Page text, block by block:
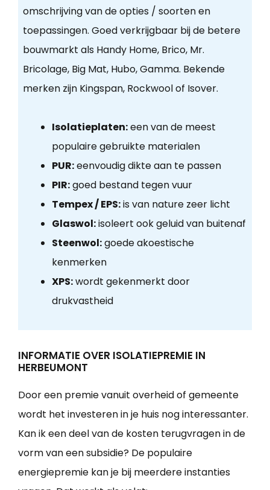
omschrijving van de opties / soorten en
toepassingen. Goed verkrijgbaar bij de betere
bouwmarkt als Handy Home, Brico, Mr.
Bricolage, Big Mat, Hubo, Gamma. Bekende
merken zijn Kingspan, Rockwool of Isover.
Isolatieplaten:een van de meest
populaire gebruikte materialen
PUR:eenvoudig dikte aan te passen
PIR:goed bestand tegen vuur
Tempex / EPS:is van nature zeer licht
Glaswol:isoleert ook geluid van buitenaf
Steenwol:goede akoestische
kenmerken
XPS:wordt gekenmerkt door
drukvastheid
INFORMATIE OVER ISOLATIEPREMIE IN
HERBEUMONT
Door een premie vanuit overheid of gemeente
wordt het investeren in je huis nog interessanter.
Kan ik een deel van de kosten terugvragen in de
vorm van een subsidie? De populaire
energiepremie kan je bij meerdere instanties